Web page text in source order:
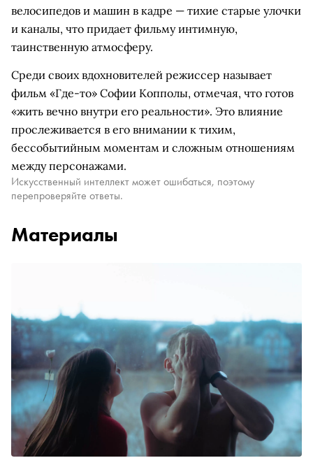
велосипедов и машин в кадре — тихие старые улочки
и каналы, что придает фильму интимную,
таинственную атмосферу.
Среди своих вдохновителей режиссер называет
фильм «Где-то» Софии Копполы, отмечая, что готов
«жить вечно внутри его реальности». Это влияние
прослеживается в его внимании к тихим,
бессобытийным моментам и сложным отношениям
между персонажами.
Искусственный интеллект может ошибаться, поэтому
перепроверяйте ответы.
Материалы